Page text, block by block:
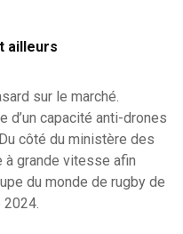
ailleurs
sur le marché.
d’un capacité anti-drones
côté du ministère des
à grande vitesse afin
du monde de rugby de